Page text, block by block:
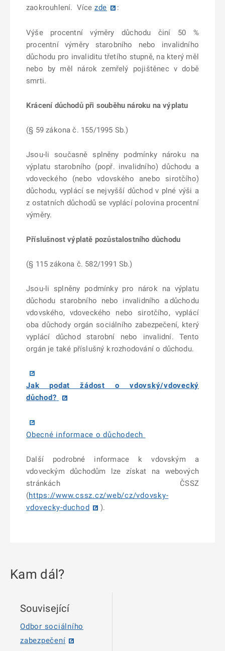
zaokrouhlení. Více zde :
Výše procentní výměry důchodu činí 50 %
procentní výměry starobního nebo invalidního
důchodu pro invaliditu třetího stupně, na který měl
nebo by měl nárok zemřelý pojištěnec v době
smrti.
Krácení důchodů při souběhu nároku na výplatu
(§ 59 zákona č. 155/1995 Sb.)
Jsou-li současně splněny podmínky nároku na
výplatu starobního (popř. invalidního) důchodu a
vdoveckého (nebo vdovského anebo sirotčího)
důchodu, vyplácí se nejvyšší důchod v plné výši a
z ostatních důchodů se vyplácí polovina procentní
výměry.
Příslušnost výplatě pozůstalostního důchodu
(§ 115 zákona č. 582/1991 Sb.)
Jsou-li splněny podmínky pro nárok na výplatu
důchodu starobního nebo invalidního a důchodu
vdovského, vdoveckého nebo sirotčího, vyplácí
oba důchody orgán sociálního zabezpečení, který
vyplácí důchod starobní nebo invalidní. Tento
orgán je také příslušný k rozhodování o důchodu.
Jak podat žádost o vdovský/vdovecký
důchod?
Obecné informace o důchodech
Další podrobné informace k vdovským a
vdoveckým důchodům lze získat na webových
stránkách ČSSZ
(https://www.cssz.cz/web/cz/vdovsky-
vdovecky-duchod
).
Kam dál?
Související
Odbor sociálního
zabezpečení